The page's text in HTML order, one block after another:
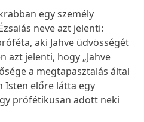
egy személy
neve azt jelenti:
aki Jahve üdvösségét
azt jelenti, hogy „Jahve
a megtapasztalás által
Isten előre látta egy
prófétikusan adott neki